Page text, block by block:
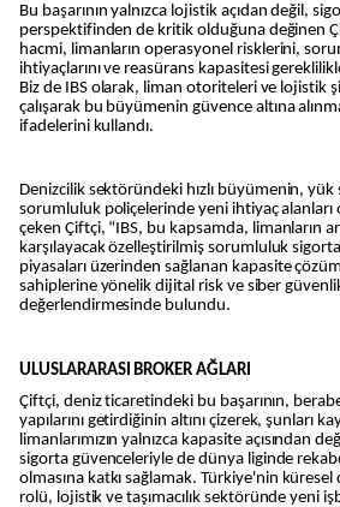
Bu başarının yalnızca lojistik açıdan değil,
perspektifinden de kritik olduğuna değinen
hacmi, limanların operasyonel risklerini,
ihtiyaçlarını ve reasürans kapasitesi
Biz de IBS olarak, liman otoriteleri ve lojistik
çalışarak bu büyümenin güvence altına
ifadelerini kullandı.
Denizcilik sektöründeki hızlı büyümenin, yük
sorumluluk poliçelerinde yeni ihtiyaç
çeken Çiftçi, “IBS, bu kapsamda, limanların
karşılayacak özelleştirilmiş sorumluluk
piyasaları üzerinden sağlanan kapasite
sahiplerine yönelik dijital risk ve siber
değerlendirmesinde bulundu.
ULUSLARARASI BROKER AĞLARI
Çiftçi, deniz ticaretindeki bu başarının,
yapılarını getirdiğinin altını çizerek, şunları
limanlarımızın yalnızca kapasite açısından
sigorta güvenceleriyle de dünya liginde
olmasına katkı sağlamak. Türkiye'nin
rolü, lojistik ve taşımacılık sektöründe yeni